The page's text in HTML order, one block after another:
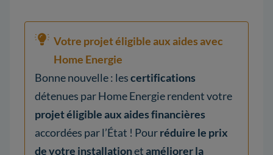
Votre projet éligible aux aides avec
Home Energie
Bonne nouvelle : lescertifications
détenues par Home Energie rendent votre
projet éligible aux aides financières
accordées par l’État ! Pourréduire le prix
de votre installationetaméliorer la